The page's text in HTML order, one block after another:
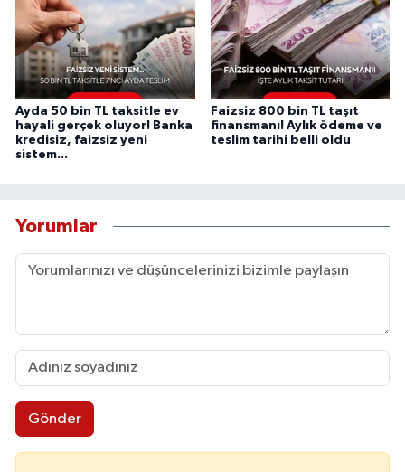
Ayda 50 bin TL taksitle ev
hayali gerçek oluyor! Banka
kredisiz, faizsiz yeni
sistem...
Faizsiz 800 bin TL taşıt
finansmanı! Aylık ödeme ve
teslim tarihi belli oldu
Yorumlar
Gönder